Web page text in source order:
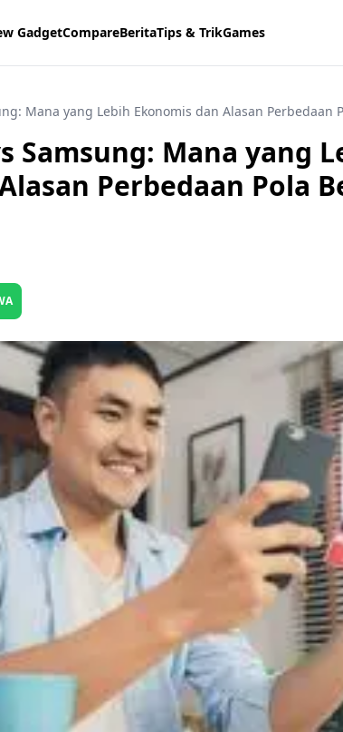
GadgetCompareBeritaTips & TrikGames
Mana yang Lebih Ekonomis dan Alasan Perbedaan
Samsung: Mana yang
Perbedaan Pola